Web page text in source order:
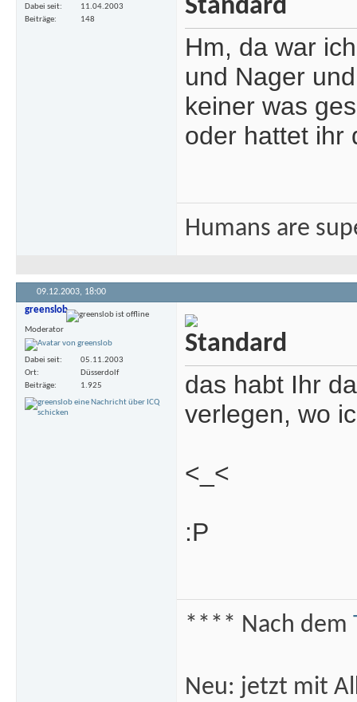
Dabei seit
11.04.2003
Beiträge
148
Hm, da war
und Nager
keiner was
oder hattet ihr
Humans are
09.12.2003, 18:00
greenslob
Moderator
Dabei seit
05.11.2003
Ort
Düsserdolf
Beiträge
1.925
das habt Ihr
verlegen, wo
<_<
:P
**** Nach dem
Neu: jetzt mit